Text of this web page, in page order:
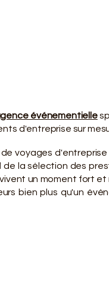
événementielle
d'entreprise sur
voyages d'entreprise
la sélection des
un moment fort
bien plus qu'un